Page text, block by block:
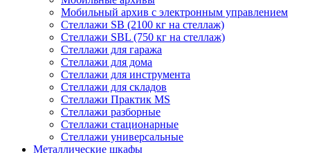
Мобильный архив с электронным управлением
Стеллажи SB (2100 кг на стеллаж)
Стеллажи SBL (750 кг на стеллаж)
Стеллажи для гаража
Стеллажи для дома
Стеллажи для инструмента
Стеллажи для складов
Стеллажи Практик MS
Стеллажи разборные
Стеллажи стационарные
Стеллажи универсальные
Металлические шкафы